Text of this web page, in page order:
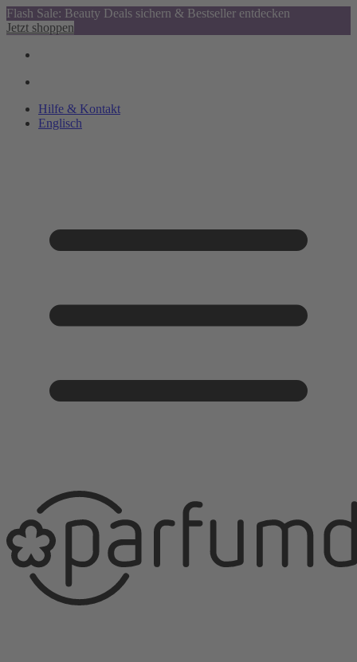
Flash Sale: Beauty Deals sichern & Bestseller entdecken
Jetzt shoppen
Hilfe & Kontakt
Englisch